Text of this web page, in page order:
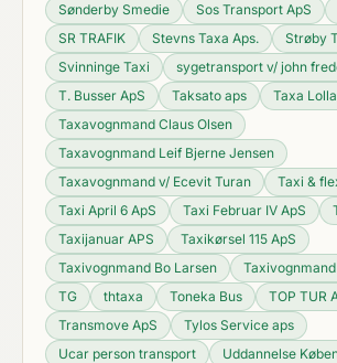
Sønderby Smedie
Sos Transport ApS
SR TRAFIK
Stevns Taxa Aps.
Strøby
Svinninge Taxi
sygetransport v/ john
T. Busser ApS
Taksato aps
Taxa
Taxavognmand Claus Olsen
Taxavognmand Leif Bjerne Jensen
Taxavognmand v/ Ecevit Turan
Taxi &
Taxi April 6 ApS
Taxi Februar IV ApS
Taxijanuar APS
Taxikørsel 115 ApS
Taxivognmand Bo Larsen
TG
thtaxa Toneka Bus
TOP TUR
Transmove ApS
Tylos Service aps
Ucar person transport
Uddannelse